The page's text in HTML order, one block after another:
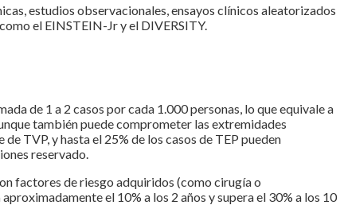
estudios observacionales, ensayos clínicos aleatorizados
el EINSTEIN-Jr y el DIVERSITY.
de 1 a 2 casos por cada 1.000 personas, lo que equivale a
también puede comprometer las extremidades
TVP, y hasta el 25% de los casos de TEP pueden
reservado.
factores de riesgo adquiridos (como cirugía o
el 10% a los 2 años y supera el 30% a los 10